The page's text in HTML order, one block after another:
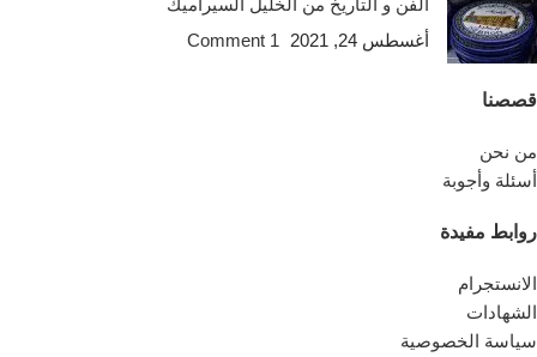
أغسطس 24, 2021
1 Comment
قصصنا
من نحن
أسئلة وأجوبة
روابط مفيدة
الانستجرام
الشهادات
سياسة الخصوصية